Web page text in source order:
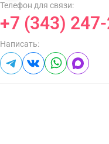
Телефон для связи:
+7 (343)
Написать: